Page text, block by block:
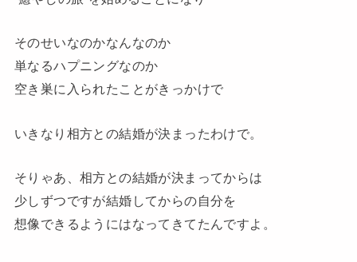
そのせいなのかなんなのか
単なるハプニングなのか
空き巣に入られたことがきっかけで
いきなり相方との結婚が決まったわけで。
そりゃあ、相方との結婚が決まってからは
少しずつですが結婚してからの自分を
想像できるようにはなってきてたんですよ。